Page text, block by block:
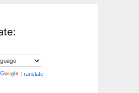
Translate